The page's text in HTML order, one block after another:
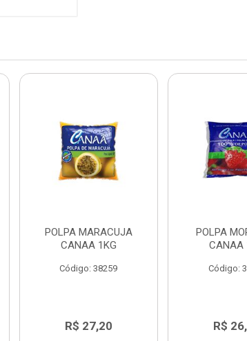
POLPA MARACUJA
CANAA 1KG
Código: 38259
R$ 27,20
POLPA
CANAA
Código:
R$